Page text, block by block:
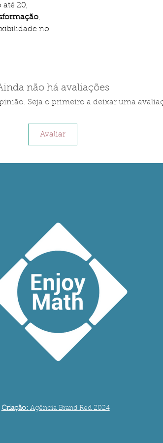
20,
,
no
não há avaliações
Seja o primeiro a deixar uma
Avaliar
Criação: Agência Brand Red 2024